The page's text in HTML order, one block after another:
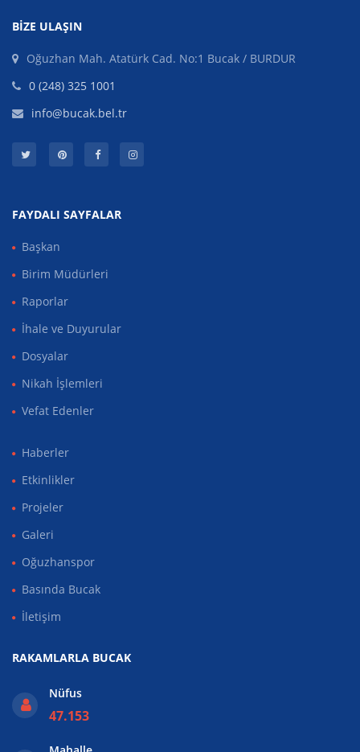
BIZE ULAŞIN
Oğuzhan Mah. Atatürk Cad. No:1 Bucak / BURDUR
0 (248) 325 1001
info@bucak.bel.tr
FAYDALI SAYFALAR
Başkan
Birim Müdürleri
Raporlar
İhale ve Duyurular
Dosyalar
Nikah İşlemleri
Vefat Edenler
Haberler
Etkinlikler
Projeler
Galeri
Oğuzhanspor
Basında Bucak
İletişim
RAKAMLARLA BUCAK
Nüfus
47.153